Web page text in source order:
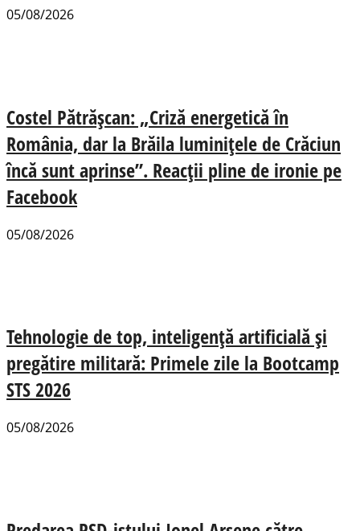
05/08/2026
Costel Pătrășcan: „Criză energetică în
România, dar la Brăila luminițele de Crăciun
încă sunt aprinse”. Reacții pline de ironie pe
Facebook
05/08/2026
Tehnologie de top, inteligență artificială și
pregătire militară: Primele zile la Bootcamp
STS 2026
05/08/2026